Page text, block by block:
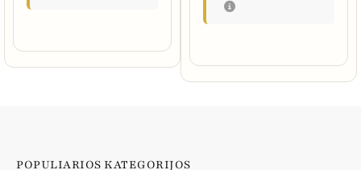
POPULIARIOS KATEGORIJOS